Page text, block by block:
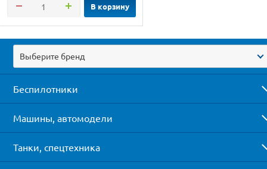
В корзину
Выберите бренд
Беспилотники
Машины, автомодели
Танки, спецтехника